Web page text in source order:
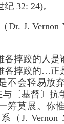
32: 24)。
Dr. J.
各摔跤的人
各摔跤的…正
不会轻易放
〔基督〕抗
筹莫展。你
（J. Vernon